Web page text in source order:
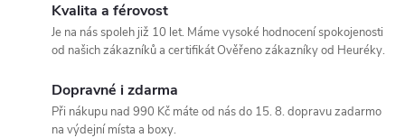
Kvalita a férovost
Je na nás spoleh již 10 let. Máme vysoké hodnocení spokojenosti
od našich zákazníků a certifikát Ověřeno zákazníky od Heuréky.
Dopravné i zdarma
Při nákupu nad 990 Kč máte od nás do 15. 8. dopravu zadarmo
na výdejní místa a boxy.